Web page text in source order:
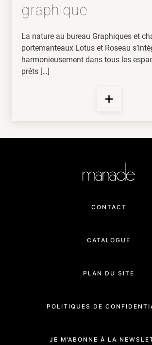
graphique
La nature au bureau Graphiques et
portemanteaux Lotus et Roseau
harmonieusement dans tous les
prêts […]
CONTACT
CATALOGUE
PLAN DU SITE
POLITIQUES DE
JE M’ABONNE À LA